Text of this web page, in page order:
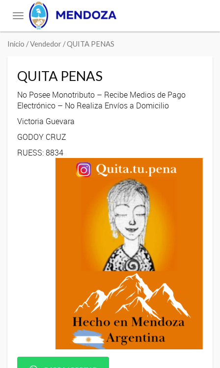
Toggle
navigation
Inicio / Vendedor / QUITA PENAS
QUITA PENAS
No Posee Monotributo – Recibe Medios de Pago
Electrónico – No Realiza Envíos a Domicilio
Victoria Guevara
GODOY CRUZ
RUESS: 8834